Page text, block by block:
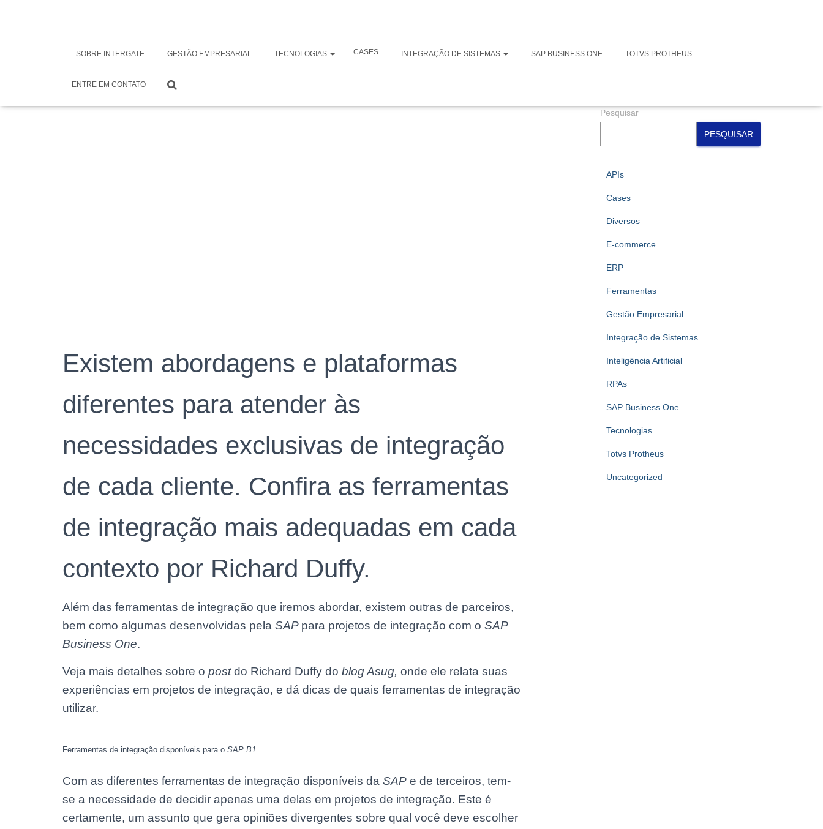
SOBRE INTERGATE GESTÃO EMPRESARIAL TECNOLOGIAS CASES INTEGRAÇÃO DE SISTEMAS SAP BUSINESS ONE TOTVS PROTHEUS
ENTRE EM CONTATO
SAP Business One
Existem abordagens e plataformas
diferentes para atender às
necessidades exclusivas de integração
de cada cliente. Confira as ferramentas
de integração mais adequadas em cada
contexto por Richard Duffy.
Além das ferramentas de integração que iremos abordar, existem outras de parceiros,
bem como algumas desenvolvidas pela SAP para projetos de integração com o SAP
Business One.
Veja mais detalhes sobre o postdo Richard Duffy do blog Asug, onde ele relata suas
experiências em projetos de integração, e dá dicas de quais ferramentas de integração
utilizar.
Ferramentas de integração disponíveis para o SAP B1
Com as diferentes ferramentas de integração disponíveis da SAP e de terceiros, tem-
se a necessidade de decidir apenas uma delas em projetos de integração. Este é
certamente, um assunto que gera opiniões divergentes sobre qual você deve escolher
Pesquisar
PESQUISAR
APIs
Cases
Diversos
E-commerce
ERP
Ferramentas
Gestão Empresarial
Integração de Sistemas
Inteligência Artificial
RPAs
SAP Business One
Tecnologias
Totvs Protheus
Uncategorized